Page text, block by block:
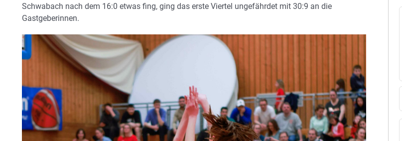
Schwabach nach dem 16:0 etwas fing, ging das erste Viertel ungefährdet mit 30:9 an die
Gastgeberinnen.